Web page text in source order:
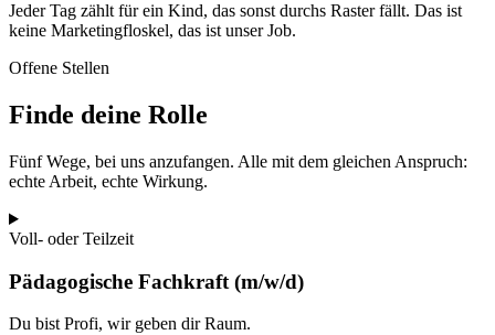
Jeder Tag zählt für ein Kind, das sonst durchs Raster fällt. Das ist
keine Marketingfloskel, das ist unser Job.
Offene Stellen
Finde deine Rolle
Fünf Wege, bei uns anzufangen. Alle mit dem gleichen Anspruch:
echte Arbeit, echte Wirkung.
Voll- oder Teilzeit
Pädagogische Fachkraft (m/w/d)
Du bist Profi, wir geben dir Raum.